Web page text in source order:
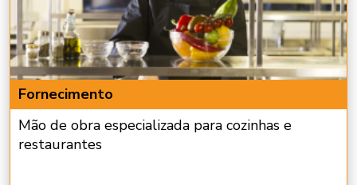
Fornecimento
Mão de obra especializada para cozinhas e
restaurantes